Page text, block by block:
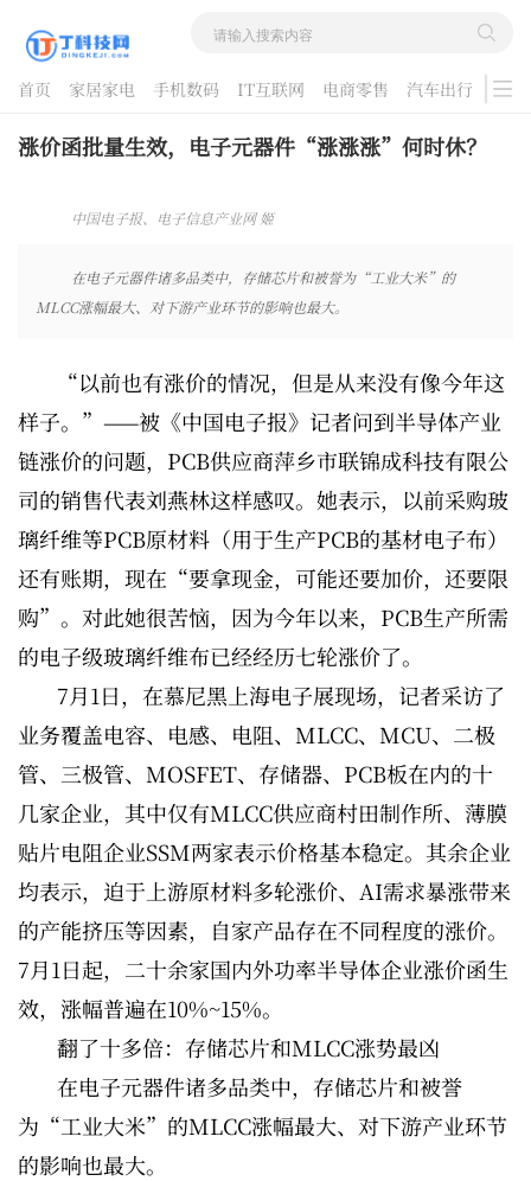
首页 家居家电 手机数码 IT互联网 电商零售 汽车出行
游戏
酷品评测
涨价函批量生效，电子元器件“涨涨涨”何时休？
中国电子报、电子信息产业网 姬
在电子元器件诸多品类中，存储芯片和被誉为“工业大米”的
MLCC涨幅最大、对下游产业环节的影响也最大。
“以前也有涨价的情况，但是从来没有像今年这
样子。”——被《中国电子报》记者问到半导体产业
链涨价的问题，PCB供应商萍乡市联锦成科技有限公
司的销售代表刘燕林这样感叹。她表示，以前采购玻
璃纤维等PCB原材料（用于生产PCB的基材电子布）
还有账期，现在“要拿现金，可能还要加价，还要限
购”。对此她很苦恼，因为今年以来，PCB生产所需
的电子级玻璃纤维布已经经历七轮涨价了。
7月1日，在慕尼黑上海电子展现场，记者采访了
业务覆盖电容、电感、电阻、MLCC、MCU、二极
管、三极管、MOSFET、存储器、PCB板在内的十
几家企业，其中仅有MLCC供应商村田制作所、薄膜
贴片电阻企业SSM两家表示价格基本稳定。其余企业
均表示，迫于上游原材料多轮涨价、AI需求暴涨带来
的产能挤压等因素，自家产品存在不同程度的涨价。
7月1日起，二十余家国内外功率半导体企业涨价函生
效，涨幅普遍在10%~15%。
翻了十多倍：存储芯片和MLCC涨势最凶
在电子元器件诸多品类中，存储芯片和被誉
为“工业大米”的MLCC涨幅最大、对下游产业环节
的影响也最大。